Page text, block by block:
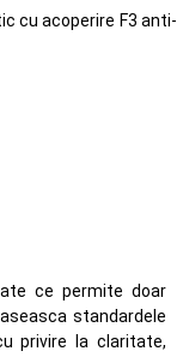
cu acoperire F3 anti-
ce permite doar
standardele
privire la claritate,